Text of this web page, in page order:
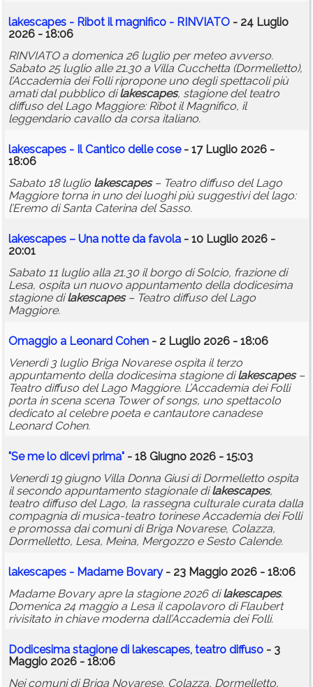
lakescapes - Ribot il magnifico - RINVIATO - 24 Luglio
2026 - 18:06
RINVIATO a domenica 26 luglio per meteo avverso.
Sabato 25 luglio alle 21.30 a Villa Cucchetta (Dormelletto),
l’Accademia dei Folli ripropone uno degli spettacoli più
amati dal pubblico dilakescapes, stagione del teatro
diffuso del Lago Maggiore: Ribot il Magnifico, il
leggendario cavallo da corsa italiano.
lakescapes - Il Cantico delle cose- 17 Luglio 2026 -
18:06
Sabato 18 luglio lakescapes– Teatro diffuso del Lago
Maggiore torna in uno dei luoghi più suggestivi del lago:
l’Eremo di Santa Caterina del Sasso.
lakescapes – Una notte da favola - 10 Luglio 2026 -
20:01
Sabato 11 luglio alla 21.30 il borgo di Solcio, frazione di
Lesa, ospita un nuovo appuntamento della dodicesima
stagione dilakescapes– Teatro diffuso del Lago
Maggiore.
Omaggio a Leonard Cohen - 2 Luglio 2026 - 18:06
Venerdì 3 luglio Briga Novarese ospita il terzo
appuntamento della dodicesima stagione dilakescapes–
Teatro diffuso del Lago Maggiore. L’Accademia dei Folli
porta in scena scena Tower of songs, uno spettacolo
dedicato al celebre poeta e cantautore canadese
Leonard Cohen.
"Se me lo dicevi prima" - 18 Giugno 2026 - 15:03
Venerdì 19 giugno Villa Donna Giusi di Dormelletto ospita
il secondo appuntamento stagionale dilakescapes,
teatro diffuso del Lago, la rassegna culturale curata dalla
compagnia di musica-teatro torinese Accademia dei Folli
e promossa dai comuni di Briga Novarese, Colazza,
Dormelletto, Lesa, Meina, Mergozzo e Sesto Calende.
lakescapes - Madame Bovary- 23 Maggio 2026 - 18:06
Madame Bovary apre la stagione 2026 dilakescapes.
Domenica 24 maggio a Lesa il capolavoro di Flaubert
rivisitato in chiave moderna dall’Accademia dei Folli.
Dodicesima stagione di lakescapes, teatro diffuso - 3
Maggio 2026 - 18:06
Nei comuni di Briga Novarese, Colazza, Dormelletto,